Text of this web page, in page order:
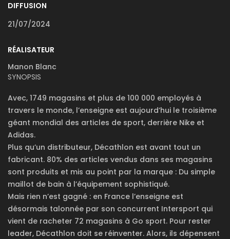
DIFFUSION
21/07/2024
RÉALISATEUR
Manon Blanc
SYNOPSIS
Avec, 1749 magasins et plus de 100 000 employés à
travers le monde, l’enseigne est aujourd’hui le troisième
géant mondial des articles de sport, derrière Nike et
Adidas.
Plus qu’un distributeur, Décathlon est avant tout un
fabricant. 80% des articles vendus dans ses magasins
sont produits et mis au point par la marque : Du simple
maillot de bain à l’équipement sophistiqué.
Mais rien n’est gagné : en France l’enseigne est
désormais talonnée par son concurrent Intersport qui
vient de racheter 72 magasins à Go sport. Pour rester
leader, Décathlon doit se réinventer. Alors, ils dépensent